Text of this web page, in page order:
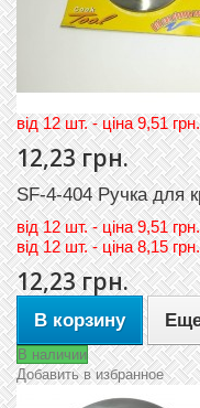
вiд 12 шт. - цiна 9,51
12,23 грн.
SF-4-404 Ручка для
вiд12 шт. - цiна 9,51 грн.
вiд12 шт. - цiна 8,15 грн.
12,23 грн.
В корзину
В наличии
Добавить в избранное